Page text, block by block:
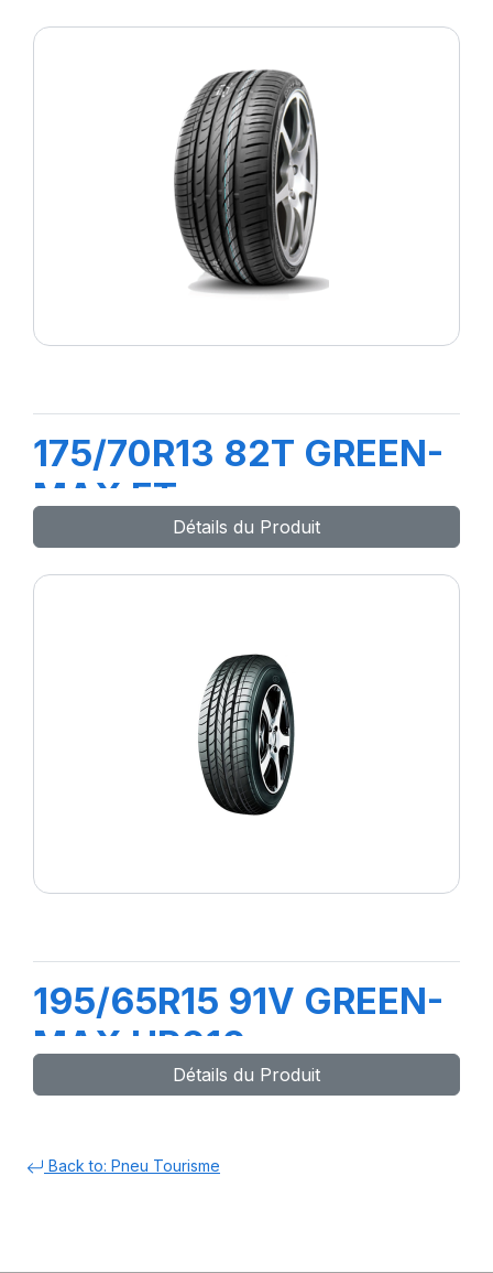
175/70R13 82T GREEN-
MAX ET
Détails du Produit
195/65R15 91V GREEN-
MAX HP010
Détails du Produit
Back to: Pneu Tourisme